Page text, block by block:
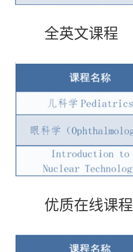
全英文课程
优质在线课程